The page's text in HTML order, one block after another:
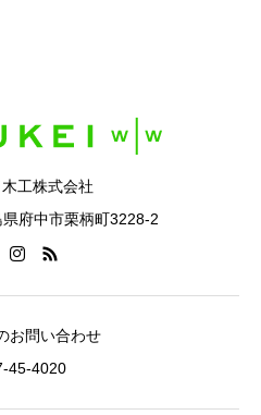
工株式会社
府中市栗柄町3228-2
お問い合わせ
45-4020